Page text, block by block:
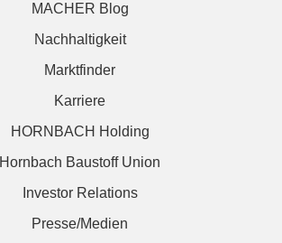
MACHER Blog
Nachhaltigkeit
Marktfinder
Karriere
HORNBACH Holding
Hornbach Baustoff Union
Investor Relations
Presse/Medien